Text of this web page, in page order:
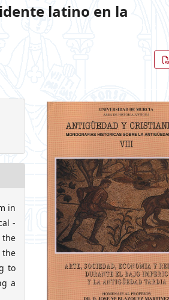
latino en la
in
-
the
the
to
a